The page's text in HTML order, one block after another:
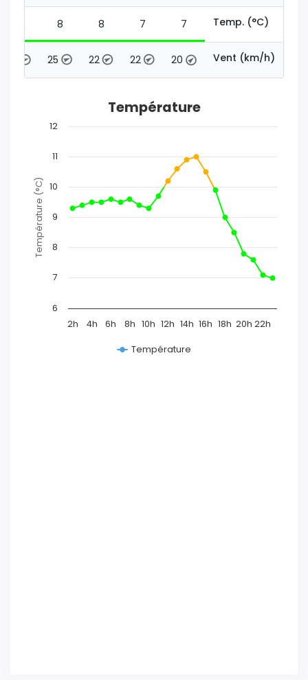
8 8 7 7 Temp. (°C)
25 22 22 20 Vent (km/h)
Température (°C)
Température
2h 4h 6h 8h 10h 12h 14h 16h 18h 20h 22h
6
7
8
9
10
11
12
Température